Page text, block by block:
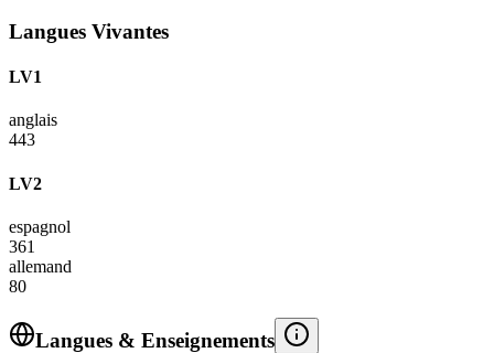
Langues Vivantes
LV1
anglais
443
LV2
espagnol
361
allemand
80
Langues & Enseignements